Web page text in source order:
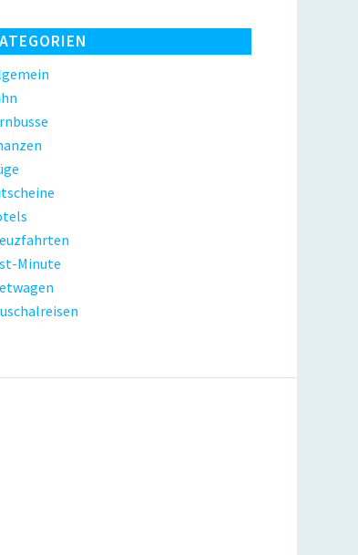
Minute